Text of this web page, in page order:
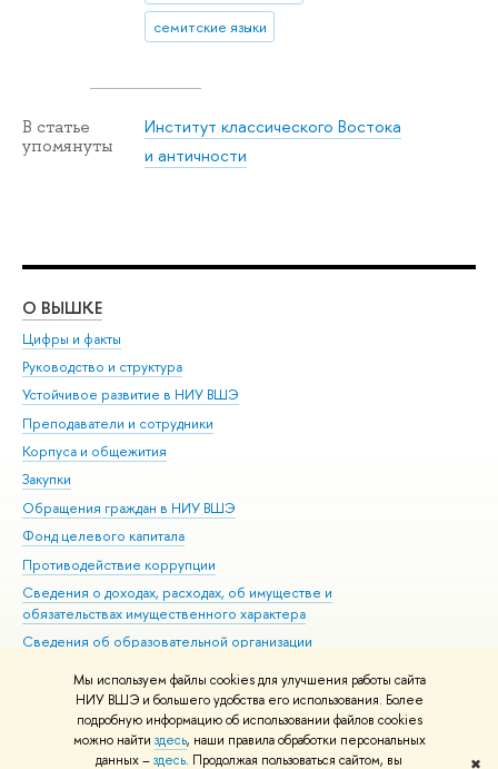
Мы используем файлы cookies для улучшения работы сайта
НИУ ВШЭ и большего удобства его использования. Более
подробную информацию об использовании файлов cookies
можно найти здесь, наши правила обработки персональных
данных –здесь. Продолжая пользоваться сайтом, вы ✖
семитские языки
В статье
упомянуты
Институт классического Востока
и античности
О ВЫШКЕ
Цифры и факты
Руководство и структура
Устойчивое развитие в НИУ ВШЭ
Преподаватели и сотрудники
Корпуса и общежития
Закупки
Обращения граждан в НИУ ВШЭ
Фонд целевого капитала
Противодействие коррупции
Сведения о доходах, расходах, об имуществе и
обязательствах имущественного характера
Сведения об образовательной организации
Людям с ограниченными возможностями здоровья
Единая платежная страница
Работа в Вышке